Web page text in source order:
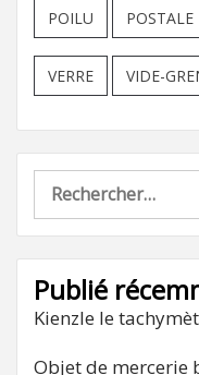
POILU POSTALE
VERRE VIDE-
Rechercher :
Publié
Kienzle le
Objet de mercerie